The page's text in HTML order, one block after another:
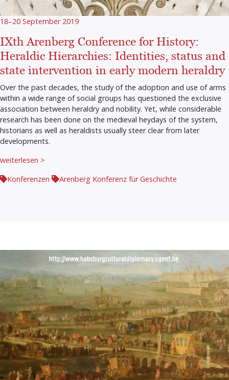
18–20 September 2019
IXth Arenberg Conference for History:
Heraldic Hierarchies: Identities, status and
state intervention in early modern heraldry
Over the past decades, the study of the adoption and use of arms
within a wide range of social groups has questioned the exclusive
association between heraldry and nobility. Yet, while considerable
research has been done on the medieval heydays of the system,
historians as well as heraldists usually steer clear from later
developments.
weiterlesen >
Konferenzen
Arenberg Konferenz für Geschichte